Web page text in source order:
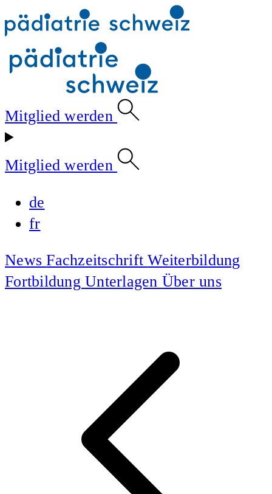
Mitglied werden
Mitglied werden
de
fr
NewsFachzeitschriftWeiterbildung
FortbildungUnterlagen Über uns